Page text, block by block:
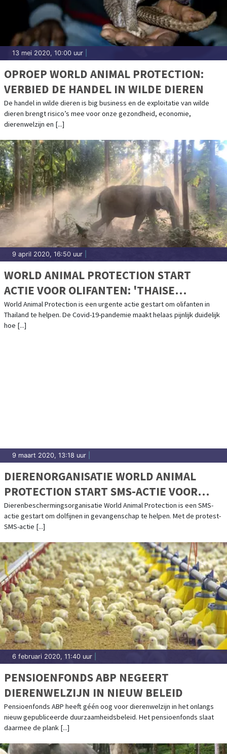
13 mei 2020, 10:00 uur
OPROEP WORLD ANIMAL PROTECTION:
VERBIED DE HANDEL IN WILDE DIEREN
De handel in wilde dieren is big business en de exploitatie van wilde
dieren brengt risico’s mee voor onze gezondheid, economie,
dierenwelzijn en [...]
9 april 2020, 16:50 uur
WORLD ANIMAL PROTECTION START
ACTIE VOOR OLIFANTEN: 'THAISE
OLIFANTEN IN DE PROBLEMEN DOOR
CORONACRISIS'
World Animal Protection is een urgente actie gestart om olifanten in
Thailand te helpen. De Covid-19-pandemie maakt helaas pijnlijk duidelijk
hoe [...]
9 maart 2020, 13:18 uur
DIERENORGANISATIE WORLD ANIMAL
PROTECTION START SMS-ACTIE VOOR
DOLFIJNEN
Dierenbeschermingsorganisatie World Animal Protection is een SMS-
actie gestart om dolfijnen in gevangenschap te helpen. Met de protest-
SMS-actie [...]
6 februari 2020, 11:40 uur
PENSIOENFONDS ABP NEGEERT
DIERENWELZIJN IN NIEUW BELEID
Pensioenfonds ABP heeft géén oog voor dierenwelzijn in het onlangs
nieuw gepubliceerde duurzaamheidsbeleid. Het pensioenfonds slaat
daarmee de plank [...]